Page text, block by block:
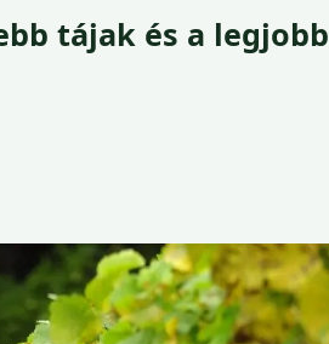
tájak és a legjobb